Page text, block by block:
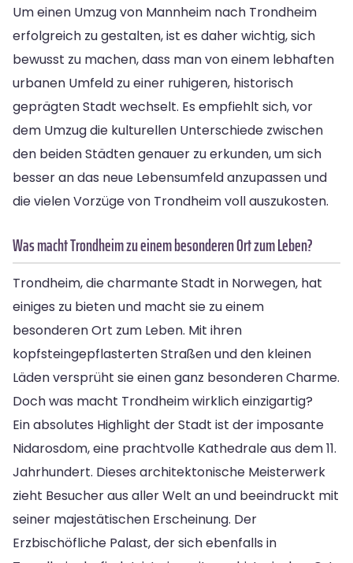
Um einen Umzug von Mannheim nach Trondheim
erfolgreich zu gestalten, ist es daher wichtig, sich
bewusst zu machen, dass man von einem lebhaften
urbanen Umfeld zu einer ruhigeren, historisch
geprägten Stadt wechselt. Es empfiehlt sich, vor
dem Umzug die kulturellen Unterschiede zwischen
den beiden Städten genauer zu erkunden, um sich
besser an das neue Lebensumfeld anzupassen und
die vielen Vorzüge von Trondheim voll auszukosten.
Was macht Trondheim zu einem besonderen Ort zum Leben?
Trondheim, die charmante Stadt in Norwegen, hat
einiges zu bieten und macht sie zu einem
besonderen Ort zum Leben. Mit ihren
kopfsteingepflasterten Straßen und den kleinen
Läden versprüht sie einen ganz besonderen Charme.
Doch was macht Trondheim wirklich einzigartig?
Ein absolutes Highlight der Stadt ist der imposante
Nidarosdom, eine prachtvolle Kathedrale aus dem 11.
Jahrhundert. Dieses architektonische Meisterwerk
zieht Besucher aus aller Welt an und beeindruckt mit
seiner majestätischen Erscheinung. Der
Erzbischöfliche Palast, der sich ebenfalls in